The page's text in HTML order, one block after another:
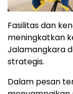
Fasilitas dan
meningkatkan
Jalamangkara
strategis.
Dalam pesan